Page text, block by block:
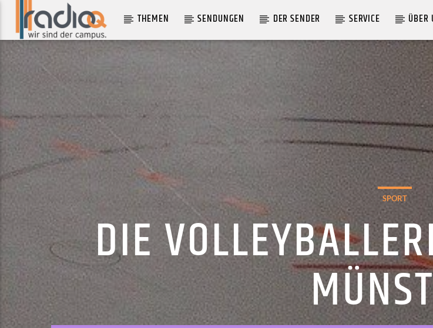
THEMEN SENDUNGEN DER SENDER SERVICE ÜBER
AKTUELLER TRACK
DID I (PEACHES REMIX)
ROMY
AKTUELLE SENDUNG
MOEBIUS
00:00 09:00
SPORT
DIE